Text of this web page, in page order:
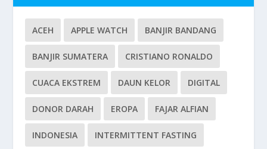
ACEH APPLE WATCH BANJIR BANDANG
BANJIR SUMATERA CRISTIANO RONALDO
CUACA EKSTREM DAUN KELOR DIGITAL
DONOR DARAH EROPA FAJAR ALFIAN
INDONESIA INTERMITTENT FASTING